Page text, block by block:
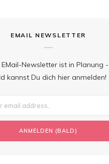
EMAIL NEWSLETTER
EMail-Newsletter ist in Planung -
kannst Du dich hier anmelden!